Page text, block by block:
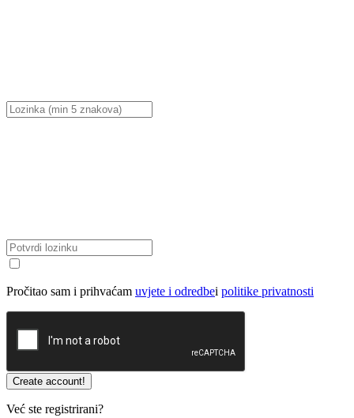
Pročitao sam i prihvaćam uvjete i odredbei politike privatnosti
Već ste registrirani?